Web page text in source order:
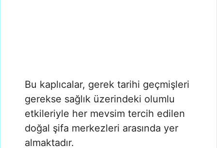
Bu kaplıcalar, gerek tarihi geçmişleri
gerekse sağlık üzerindeki olumlu
etkileriyle her mevsim tercih edilen
doğal şifa merkezleri arasında yer
almaktadır.